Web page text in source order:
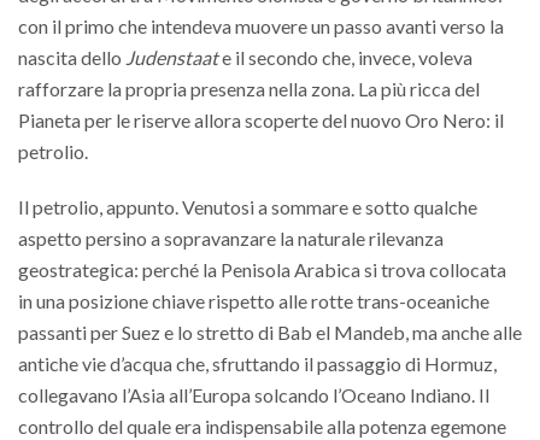
con il primo che intendeva muovere un passo avanti verso la
nascita dello Judenstaate il secondo che, invece, voleva
rafforzare la propria presenza nella zona. La più ricca del
Pianeta per le riserve allora scoperte del nuovo Oro Nero: il
petrolio.
Il petrolio, appunto. Venutosi a sommare e sotto qualche
aspetto persino a sopravanzare la naturale rilevanza
geostrategica: perché la Penisola Arabica si trova collocata
in una posizione chiave rispetto alle rotte trans-oceaniche
passanti per Suez e lo stretto di Bab el Mandeb, ma anche alle
antiche vie d’acqua che, sfruttando il passaggio di Hormuz,
collegavano l’Asia all’Europa solcando l’Oceano Indiano. Il
controllo del quale era indispensabile alla potenza egemone